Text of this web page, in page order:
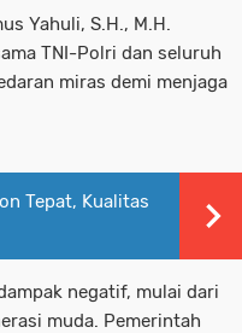
Yahuli, S.H., M.H.
TNI-Polri dan seluruh
miras demi menjaga
Tepat, Kualitas
negatif, mulai dari
muda. Pemerintah